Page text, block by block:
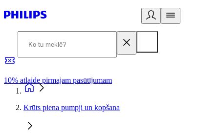
10% atlaide pirmajam pasūtījumam
Krūts piena pumpji un kopšana